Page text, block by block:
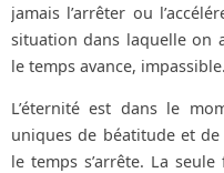
jamais l’arrêter ou
situation dans laquelle on
le temps avance, impassible.
L’éternité est dans le
uniques de béatitude et
le temps s’arrête. La